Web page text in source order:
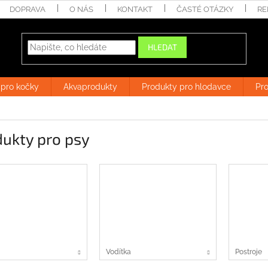
DOPRAVA O NÁS KONTAKT ČASTÉ OTÁZKY
HLEDAT
kočky Akvaprodukty Produkty pro hlodavce
pro psy
Vodítka Postroje